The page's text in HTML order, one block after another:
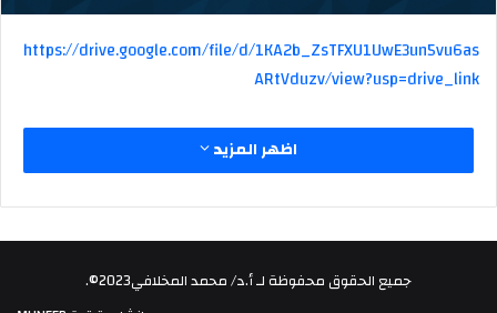
https://drive.google.com/file/d/1KA2b_ZsTFXU1UwE3un5vu6as
ARtVduzv/view?usp=drive_link
اظهر المزيد
جميع الحقوق محفوظة لـ أ.د/ محمد المخلافي2023©.